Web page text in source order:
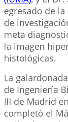
egresado de
de
meta
la imagen
histológicas.
La
de Ingeniería
III de Madrid
completó el